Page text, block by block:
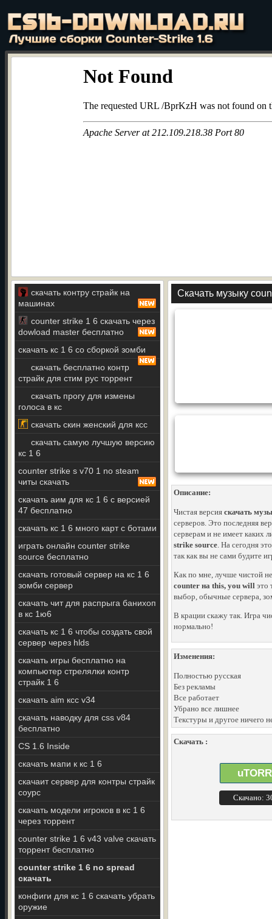
скачать контру страйк на
машинах
counter strike 1 6 скачать через
dowload master бесплатно
скачать кс 1 6 со сборкой зомби
скачать бесплатно контр
страйк для стим рус торрент
скачать прогу для измены
голоса в кс
скачать скин женский для ксс
скачать самую лучшую версию
кс 1 6
counter strike s v70 1 no steam
читы скачать
скачать аим для кс 1 6 с версией
47 бесплатно
скачать кс 1 6 много карт с ботами
играть онлайн counter strike
source бесплатно
скачать готовый сервер на кс 1 6
зомби сервер
скачать чит для распрыга банихоп
в кс 1ю6
скачать кс 1 6 чтобы создать свой
сервер через hlds
скачать игры бесплатно на
компьютер стрелялки контр
страйк 1 6
скачать aim ксс v34
скачать наводку для css v84
бесплатно
CS 1.6 Inside
скачать мапи к кс 1 6
скачаит сервер для контры страйк
соурс
скачать модели игроков в кс 1 6
через торрент
counter strike 1 6 v43 valve скачать
торрент бесплатно
counter strike 1 6 no spread
скачать
конфиги для кс 1 6 скачать убрать
оружие
Скачать музыку
Описание:
Чистая версия скачать
серверов. Это последняя
серверам и не имеет каких
strike source. На сегодня
так как вы не сами будите
Как по мне, лучше чистой
counter на this, you will это
выбор, обычные сервера,
В крации скажу так. Игра
нормально!
Изменения:
Полностью русская
Без рекламы
Все работает
Убрано все лишнее
Текстуры и другое ничего
Скачать :
Скачано: